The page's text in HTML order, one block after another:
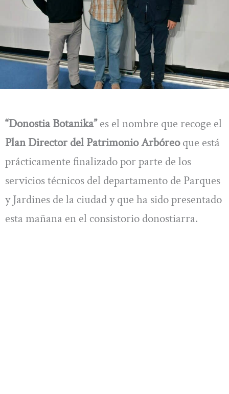
“Donostia Botanika”es el nombre que recoge el
Plan Director del Patrimonio Arbóreoque está
prácticamente finalizado por parte de los
servicios técnicos del departamento de Parques
y Jardines de la ciudad y que ha sido presentado
esta mañana en el consistorio donostiarra.